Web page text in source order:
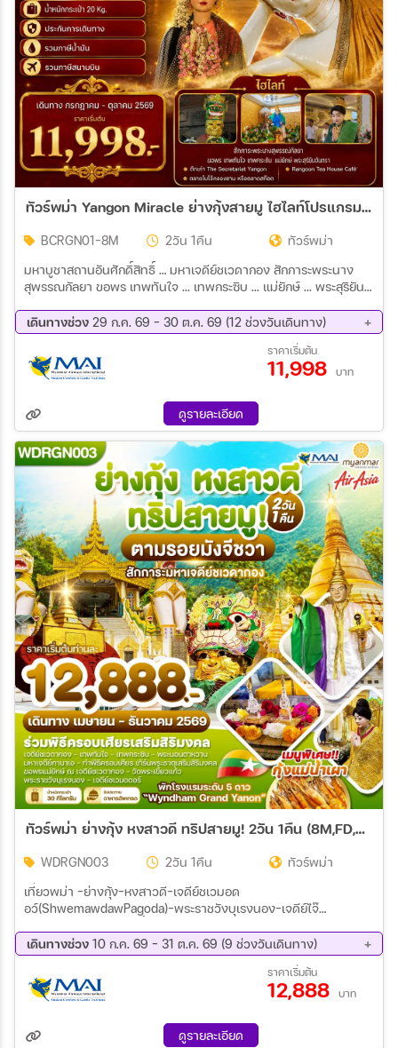
ทัวร์พม่า Yangon Miracle ย่างกุ้งสายมู ไฮไลท์โปรแกรมทัวร์ ย่างกุ้ง มหาเจดีย์ชเวดากอง 2วัน 1คืน (8M)
BCRGN01-8M 2วัน 1คืน
ทัวร์พม่า
มหาบูชาสถานอันศักดิ์สิทธิ์ … มหาเจดีย์ชเวดากอง สักการะพระนาง
สุพรรณกัลยา ขอพร เทพทันใจ ... เทพกระซิบ ... แม่ยักษ์ ... พระสุริยัน
เดินทางช่วง 29 ก.ค. 69 - 30 ต.ค. 69 (12 ช่วงวันเดินทาง)
12 ส.ค. 69 - 13 ส.ค. 69
20 ส.ค. 69 - 21 ส.ค. 69
28 ส.ค. 69 - 29 ส.ค. 69
03 ก.ย. 69 - 04 ก.ย. 69
10 ก.ย. 69 - 11 ก.ย. 69
25 ก.ย. 69 - 26 ก.ย. 69
08 ต.ค. 69 - 09 ต.ค. 69
12 ต.ค. 69 - 13 ต.ค. 69
22 ต.ค. 69 - 23 ต.ค. 69
29 ต.ค. 69 - 30 ต.ค. 69
ราคาเริ่มต้น
11,998 บาท
ดูรายละเอียด
ทัวร์พม่า ย่างกุ้ง หงสาวดี ทริปสายมู! 2วัน 1คืน (8M,FD,UB)
WDRGN003 2วัน 1คืน
ทัวร์พม่า
เที่ยวพม่า -ย่างกุ้ง–หงสาวดี-เจดีย์ชเวมอด
อว์(ShwemawdawPagoda)-พระราชวังบุเรงนอง-เจดีย์ไจ๊
ดากอง พระนอนตาหวาน (เจ๊าทัตจี) –วัดงาทัตจี –วัดพระเขี้ยวแก้ว-
เทพทันใจ-เทพกระซิบ—มหาเจดีย์กาบาเอ-สนามบินย่างกุ้ง
เดินทางช่วง 10 ก.ค. 69 - 31 ต.ค. 69 (9 ช่วงวันเดินทาง)
28 ส.ค. 69 - 29 ส.ค. 69
11 ก.ย. 69 - 12 ก.ย. 69
18 ก.ย. 69 - 19 ก.ย. 69
25 ก.ย. 69 - 26 ก.ย. 69
02 ต.ค. 69 - 03 ต.ค. 69
16 ต.ค. 69 - 17 ต.ค. 69
30 ต.ค. 69 - 31 ต.ค. 69
ราคาเริ่มต้น
12,888 บาท
ดูรายละเอียด